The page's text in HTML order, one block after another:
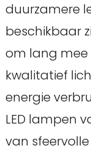
duurzamere
beschikbaar
om lang mee
kwalitatief
energie
LED lampen
van